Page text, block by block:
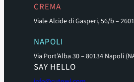
CREMA
Viale Alcide di Gasperi, 56/b –
NAPOLI
Via Port’Alba 30 – 80134 Napoli
SAY HELLO